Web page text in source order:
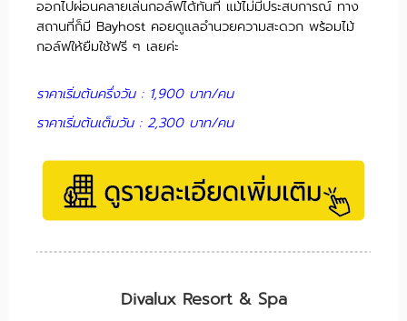
ออกไปผ่อนคลายเล่นกอล์ฟได้ทันที แม้ไม่มีประสบการณ์ ทาง
สถานที่ก็มี Bayhost คอยดูแลอำนวยความสะดวก พร้อมไม้
กอล์ฟให้ยืมใช้ฟรี ๆ เลยค่ะ
ราคาเริ่มต้นครึ่งวัน : 1,900 บาท/คน
ราคาเริ่มต้นเต็มวัน : 2,300 บาท/คน
Divalux Resort & Spa